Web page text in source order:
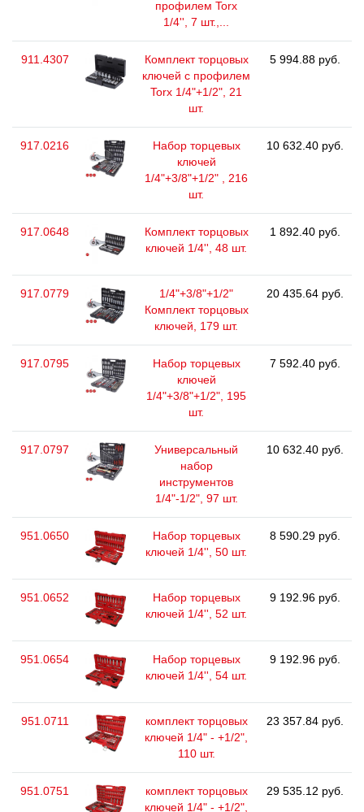
профилем Torx
1/4'', 7 шт.,...
911.4307
Комплект торцовых
ключей с профилем
Torx 1/4"+1/2", 21
шт.
5 994.88 руб.
917.0216
Набор торцевых
ключей
1/4"+3/8"+1/2" , 216
шт.
10 632.40 руб.
917.0648
Комплект торцовых
ключей 1/4'', 48 шт.
1 892.40 руб.
917.0779
1/4"+3/8"+1/2"
Комплект торцовых
ключей, 179 шт.
20 435.64 руб.
917.0795
Набор торцевых
ключей
1/4"+3/8"+1/2", 195
шт.
7 592.40 руб.
917.0797
Универсальный
набор
инструментов
1/4"-1/2", 97 шт.
10 632.40 руб.
951.0650
Набор торцевых
ключей 1/4'', 50 шт.
8 590.29 руб.
951.0652
Набор торцевых
ключей 1/4'', 52 шт.
9 192.96 руб.
951.0654
Набор торцевых
ключей 1/4'', 54 шт.
9 192.96 руб.
951.0711
комплект торцовых
ключей 1/4" - +1/2",
110 шт.
23 357.84 руб.
951.0751
комплект торцовых
ключей 1/4" - +1/2",
29 535.12 руб.